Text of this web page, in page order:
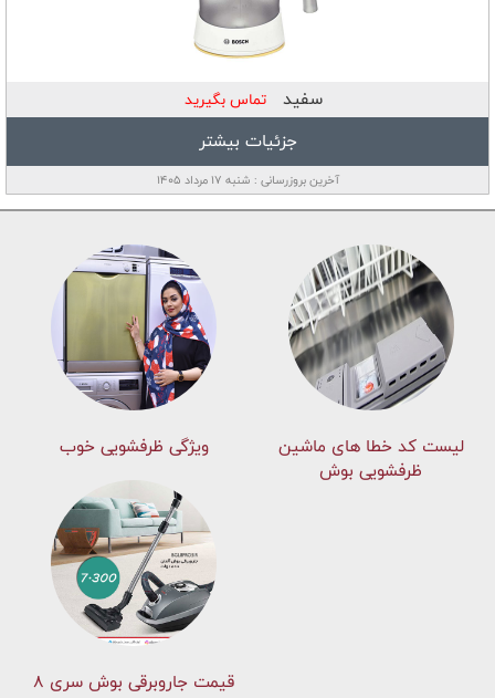
سفید تماس بگیرید
جزئیات بیشتر
آخرین بروزرسانی : شنبه ۱۷ مرداد ۱۴۰۵
لیست کد خطا های ماشين
ظرفشویی بوش
ویژگی ظرفشویی خوب
قیمت جاروبرقی بوش سری ۸